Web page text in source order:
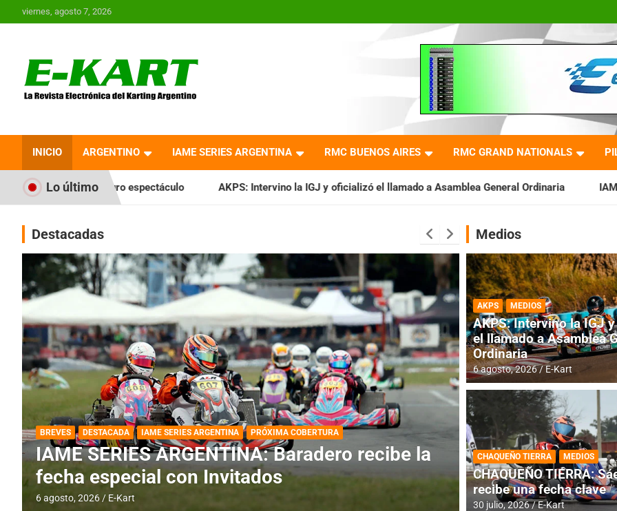
al
viernes, agosto 7, 2026
Revista Electrónica del
Karting en Argentina
INICIO ARGENTINO IAME SERIES ARGENTINA RMC BUENOS AIRES RMC GRAND NATIONALS
Lo últimoAKPS: Intervino la IGJ y oficializó el llamado a Asamblea General Ordinaria IAME SERIES ARGENTINA:
Destacadas
DESTACADA IAME SERIES ARGENTINA
IAME SERIES ARGENTINA: Horarios para la
fecha con Invitados
4 agosto, 2026 E-Kart
DESTACADA INFORME CENTRAL
RMC BUENOS
histórica en
4 agosto, 2026 E-Kart
Medios
AKPS MEDIOS
AKPS: Intervino la IGJ
el llamado a Asamblea
Ordinaria
6 agosto, 2026 E-Kart
CHAQUEÑO TIERRA MEDIOS
CHAQUEÑO TIERRA:
recibe una fecha clave
30 julio, 2026 E-Kart